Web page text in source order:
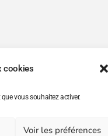
cookies
vous souhaitez activer.
Voir les préférences